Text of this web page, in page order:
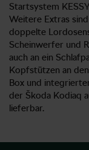
Startsystem
Weitere Extras
doppelte
Scheinwerfer und
auch an ein
Kopfstützen an
Box und
der Škoda Kodiaq
lieferbar.